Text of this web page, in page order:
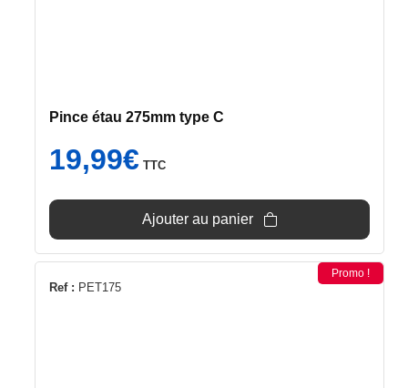
Pince étau 275mm type C
19,99€ TTC
Ajouter au panier
Ref : PET175
Promo !